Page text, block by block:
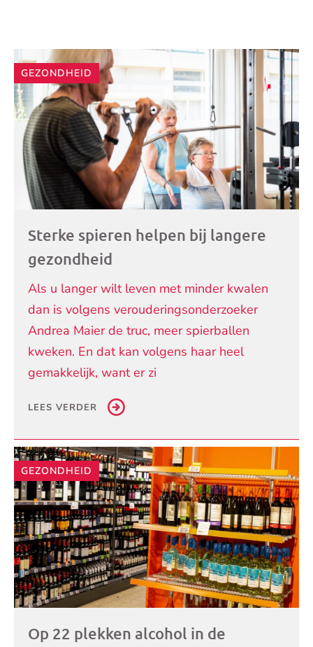
Andere
artikelen
GEZONDHEID
Sterke spieren helpen bij langere
gezondheid
Als u langer wilt leven met minder kwalen
dan is volgens verouderingsonderzoeker
Andrea Maier de truc, meer spierballen
kweken. En dat kan volgens haar heel
gemakkelijk, want er zi
LEES VERDER
GEZONDHEID
Op 22 plekken alcohol in de